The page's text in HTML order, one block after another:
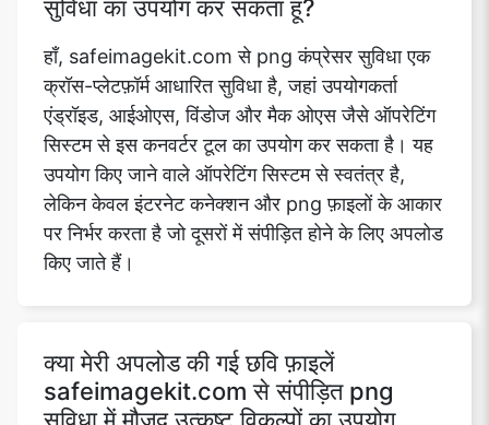
Copy Link
सुविधा का उपयोग कर सकता हूं?
हाँ, safeimagekit.com से png कंप्रेसर सुविधा एक
क्रॉस-प्लेटफ़ॉर्म आधारित सुविधा है, जहां उपयोगकर्ता
एंड्रॉइड, आईओएस, विंडोज और मैक ओएस जैसे ऑपरेटिंग
सिस्टम से इस कनवर्टर टूल का उपयोग कर सकता है। यह
उपयोग किए जाने वाले ऑपरेटिंग सिस्टम से स्वतंत्र है,
लेकिन केवल इंटरनेट कनेक्शन और png फ़ाइलों के आकार
पर निर्भर करता है जो दूसरों में संपीड़ित होने के लिए अपलोड
किए जाते हैं।
क्या मेरी अपलोड की गई छवि फ़ाइलें
safeimagekit.com से संपीड़ित png